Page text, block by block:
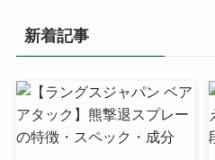
新着記事